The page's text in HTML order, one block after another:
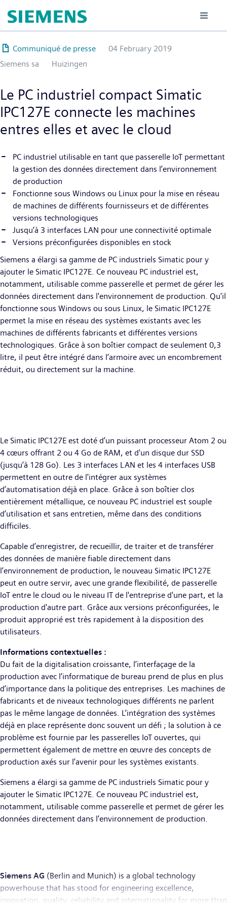
till
huvudinnehåll
Communiqué de presse
04 February 2019
Siemens sa
Huizingen
Le PC industriel compact Simatic
IPC127E connecte les machines
entres elles et avec le cloud
PC industriel utilisable en tant que passerelle IoT permettant
la gestion des données directement dans l’environnement
de production
Fonctionne sous Windows ou Linux pour la mise en réseau
de machines de différents fournisseurs et de différentes
versions technologiques
Jusqu’à 3 interfaces LAN pour une connectivité optimale
Versions préconfigurées disponibles en stock
Siemens a élargi sa gamme de PC industriels Simatic pour y
ajouter le Simatic IPC127E. Ce nouveau PC industriel est,
notamment, utilisable comme passerelle et permet de gérer les
données directement dans l'environnement de production. Qu'il
fonctionne sous Windows ou sous Linux, le Simatic IPC127E
permet la mise en réseau des systèmes existants avec les
machines de différents fabricants et différentes versions
technologiques. Grâce à son boîtier compact de seulement 0,3
litre, il peut être intégré dans l’armoire avec un encombrement
réduit, ou directement sur la machine.
Le Simatic IPC127E est doté d’un puissant processeur Atom 2 ou
4 cœurs offrant 2 ou 4 Go de RAM, et d'un disque dur SSD
(jusqu’à 128 Go). Les 3 interfaces LAN et les 4 interfaces USB
permettent en outre de l'intégrer aux systèmes
d’automatisation déjà en place. Grâce à son boîtier clos
entièrement métallique, ce nouveau PC industriel est souple
d’utilisation et sans entretien, même dans des conditions
difficiles.
Capable d’enregistrer, de recueillir, de traiter et de transférer
des données de manière fiable directement dans
l’environnement de production, le nouveau Simatic IPC127E
peut en outre servir, avec une grande flexibilité, de passerelle
IoT entre le cloud ou le niveau IT de l'entreprise d'une part, et la
production d'autre part. Grâce aux versions préconfigurées, le
produit approprié est très rapidement à la disposition des
utilisateurs.
Informations contextuelles :
Du fait de la digitalisation croissante, l’interfaçage de la
production avec l’informatique de bureau prend de plus en plus
d’importance dans la politique des entreprises. Les machines de
fabricants et de niveaux technologiques différents ne parlent
pas le même langage de données. L’intégration des systèmes
déjà en place représente donc souvent un défi ; la solution à ce
problème est fournie par les passerelles IoT ouvertes, qui
permettent également de mettre en œuvre des concepts de
production axés sur l’avenir pour les systèmes existants.
Siemens a élargi sa gamme de PC industriels Simatic pour y
ajouter le Simatic IPC127E. Ce nouveau PC industriel est,
notamment, utilisable comme passerelle et permet de gérer les
données directement dans l’environnement de production.
Siemens AG (Berlin and Munich) is a global technology
powerhouse that has stood for engineering excellence,
innovation, quality, reliability and internationality for more than